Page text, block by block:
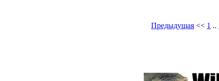
Предыдущая << 1 ..